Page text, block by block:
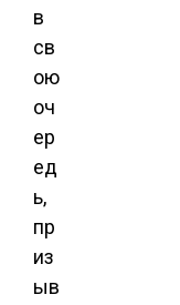
в
св
ою
оч
ер
ед
ь,
пр
из
ыв